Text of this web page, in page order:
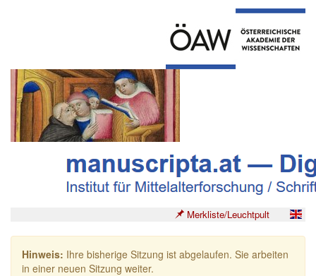
Merkliste/Leuchtpult
Hinweis: Ihre bisherige Sitzung ist abgelaufen. Sie arbeiten
in einer neuen Sitzung weiter.